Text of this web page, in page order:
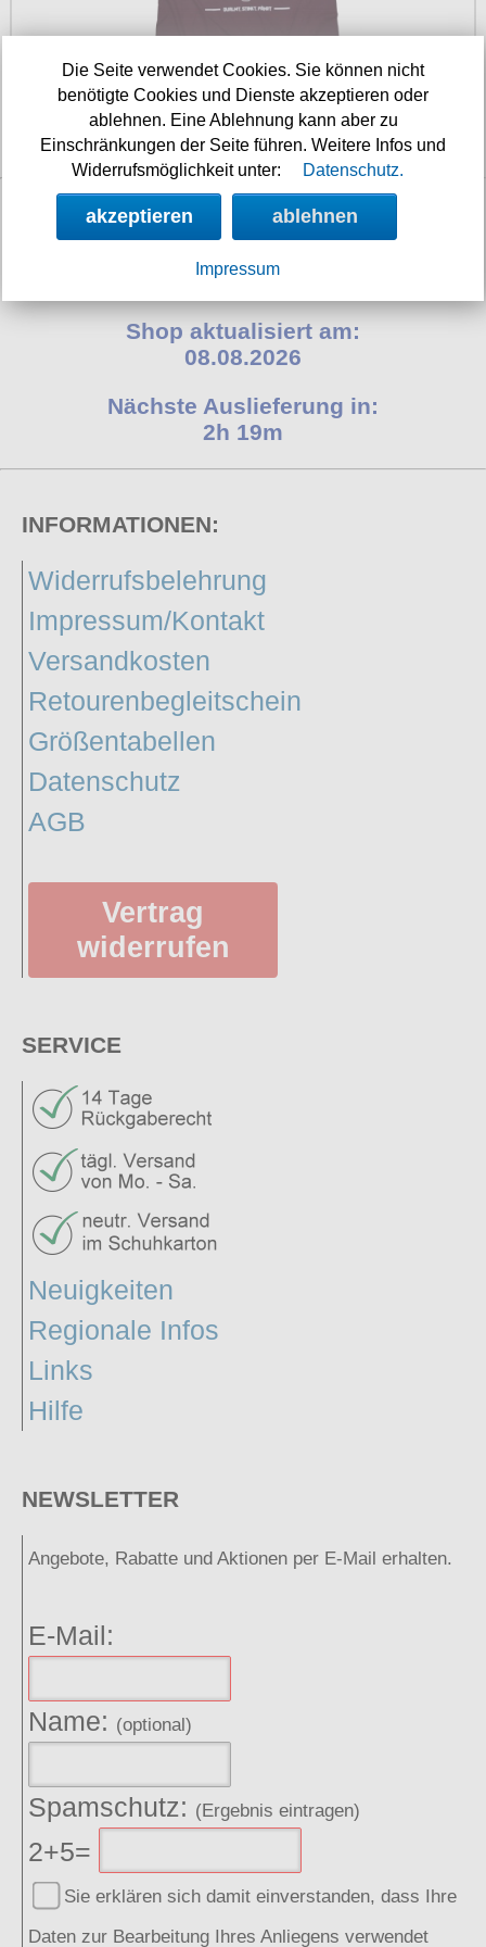
Poloshirts
T-Shirts
Begriffe
Hot Rod
Nordische Götterwelt
Ostzone
Punkrock
Rockabilly
18.90 €
Shop aktualisiert am:
08.08.2026
Nächste Auslieferung in:
2h 19m
INFORMATIONEN:
Widerrufsbelehrung
Impressum/Kontakt
Versandkosten
Retourenbegleitschein
Größentabellen
Datenschutz
AGB
Vertrag
widerrufen
SERVICE
Neuigkeiten
Regionale Infos
Links
Hilfe
NEWSLETTER
Angebote, Rabatte und Aktionen per E-Mail erhalten.
E-Mail:
Name: (optional)
Spamschutz: (Ergebnis eintragen)
2+5=
Sie erklären sich damit einverstanden, dass Ihre
Daten zur Bearbeitung Ihres Anliegens verwendet
Die Seite verwendet Cookies. Sie können nicht
benötigte Cookies und Dienste akzeptieren oder
ablehnen. Eine Ablehnung kann aber zu
Einschränkungen der Seite führen. Weitere Infos und
Widerrufsmöglichkeit unter:
Datenschutz.
akzeptieren ablehnen
Impressum